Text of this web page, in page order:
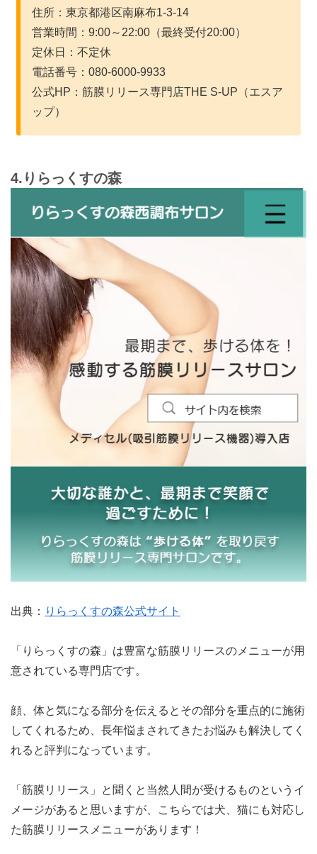
住所：東京都港区南麻布1-3-14
営業時間：9:00～22:00（最終受付20:00）
定休日：不定休
電話番号：080-6000-9933
公式HP：筋膜リリース専門店THE S-UP（エスア
ップ）
4.りらっくすの森
出典： りらっくすの森公式サイト
「りらっくすの森」は豊富な筋膜リリースのメニューが用
意されている専門店です。
顔、体と気になる部分を伝えるとその部分を重点的に施術
してくれるため、長年悩まされてきたお悩みも解決してく
れると評判になっています。
「筋膜リリース」と聞くと当然人間が受けるものというイ
メージがあると思いますが、こちらでは犬、猫にも対応し
た筋膜リリースメニューがあります！